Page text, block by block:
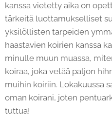
kanssa vietetty aika on
tärkeitä luottamukselliset
yksilöllisten tarpeiden
haastavien koirien kanssa
minulle muun muassa,
koiraa, joka vetää paljon
muihin koiriin. Lokakuussa
oman koirani, joten
tuttua!